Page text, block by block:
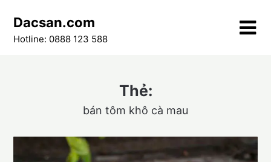
content
Dacsan.com
Hotline: 0888 123 588
Thẻ:
bán tôm khô cà mau